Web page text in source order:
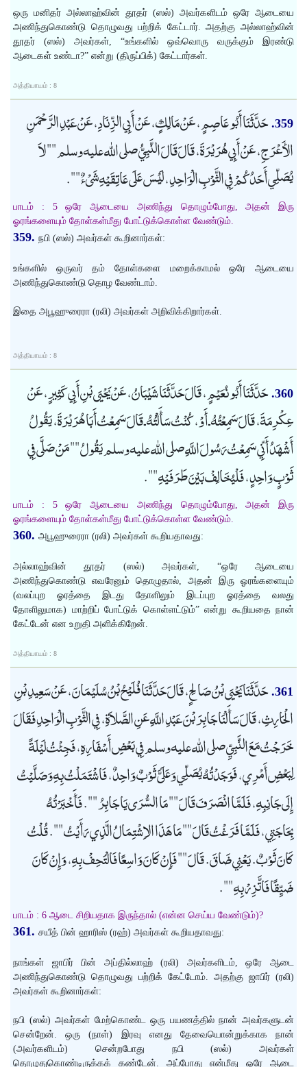
ஒரு மனிதர் அல்லாஹ்வின் தூதர் (ஸல்) அவர்களிடம் ஒரே ஆடையை
அணிந்துகொண்டு தொழுவது பற்றிக் கேட்டார். அதற்கு அல்லாஹ்வின்
தூதர் (ஸல்) அவர்கள், “உங்களில் ஒவ்வொரு வருக்கும் இரண்டு
ஆடைகள் உண்டா?” என்று (திருப்பிக்) கேட்டார்கள்.
அத்தியாயம் : 8
359. حَدَّثَنَا أَبُو عَاصِمٍ، عَنْ مَالِكٍ، عَنْ أَبِي الزِّنَادِ، عَنْ عَبْدِ الرَّحْمَنِ
الأَعْرَجِ، عَنْ أَبِي هُرَيْرَةَ، قَالَ قَالَ النَّبِيُّ صلى الله عليه وسلم "" لاَ
يُصَلِّي أَحَدُكُمْ فِي الثَّوْبِ الْوَاحِدِ، لَيْسَ عَلَى عَاتِقَيْهِ شَىْءٌ "".
பாடம் : 5 ஒரே ஆடையை அணிந்து தொழும்போது, அதன் இரு
ஓரங்களையும் தோள்கள்மீது போட்டுக்கொள்ள வேண்டும்.
359. நபி (ஸல்) அவர்கள் கூறினார்கள்:
உங்களில் ஒருவர் தம் தோள்களை மறைக்காமல் ஒரே ஆடையை
அணிந்துகொண்டு தொழ வேண்டாம்.
இதை அபூஹுரைரா (ரலி) அவர்கள் அறிவிக்கிறார்கள்.
அத்தியாயம் : 8
360. حَدَّثَنَا أَبُو نُعَيْمٍ، قَالَ حَدَّثَنَا شَيْبَانُ، عَنْ يَحْيَى بْنِ أَبِي كَثِيرٍ، عَنْ
عِكْرِمَةَ، قَالَ سَمِعْتُهُ ـ أَوْ، كُنْتُ سَأَلْتُهُ ـ قَالَ سَمِعْتُ أَبَا هُرَيْرَةَ، يَقُولُ
أَشْهَدُ أَنِّي سَمِعْتُ رَسُولَ اللَّهِ صلى الله عليه وسلم يَقُولُ "" مَنْ صَلَّى فِي
ثَوْبٍ وَاحِدٍ، فَلْيُخَالِفْ بَيْنَ طَرَفَيْهِ "".
பாடம் : 5 ஒரே ஆடையை அணிந்து தொழும்போது, அதன் இரு
ஓரங்களையும் தோள்கள்மீது போட்டுக்கொள்ள வேண்டும்.
360. அபூஹுரைரா (ரலி) அவர்கள் கூறியதாவது:
அல்லாஹ்வின் தூதர் (ஸல்) அவர்கள், “ஒரே ஆடையை
அணிந்துகொண்டு எவரேனும் தொழுதால், அதன் இரு ஓரங்களையும்
(வலப்புற ஓரத்தை இடது தோளிலும் இடப்புற ஓரத்தை வலது
தோளிலுமாக) மாற்றிப் போட்டுக் கொள்ளட்டும்” என்று கூறியதை நான்
கேட்டேன் என உறுதி அளிக்கிறேன்.
அத்தியாயம் : 8
361. حَدَّثَنَا يَحْيَى بْنُ صَالِحٍ، قَالَ حَدَّثَنَا فُلَيْحُ بْنُ سُلَيْمَانَ، عَنْ سَعِيدِ بْنِ
الْحَارِثِ، قَالَ سَأَلْنَا جَابِرَ بْنَ عَبْدِ اللَّهِ عَنِ الصَّلاَةِ، فِي الثَّوْبِ الْوَاحِدِ فَقَالَ
خَرَجْتُ مَعَ النَّبِيِّ صلى الله عليه وسلم فِي بَعْضِ أَسْفَارِهِ، فَجِئْتُ لَيْلَةً
لِبَعْضِ أَمْرِي، فَوَجَدْتُهُ يُصَلِّي وَعَلَىَّ ثَوْبٌ وَاحِدٌ، فَاشْتَمَلْتُ بِهِ وَصَلَّيْتُ
إِلَى جَانِبِهِ، فَلَمَّا انْصَرَفَ قَالَ "" مَا السُّرَى يَا جَابِرُ "". فَأَخْبَرْتُهُ
بِحَاجَتِي، فَلَمَّا فَرَغْتُ قَالَ "" مَا هَذَا الاِشْتِمَالُ الَّذِي رَأَيْتُ "". قُلْتُ
كَانَ ثَوْبٌ. يَعْنِي ضَاقَ. قَالَ "" فَإِنْ كَانَ وَاسِعًا فَالْتَحِفْ بِهِ، وَإِنْ كَانَ
ضَيِّقًا فَاتَّزِرْ بِهِ "".
பாடம் : 6 ஆடை சிறியதாக இருந்தால் (என்ன செய்ய வேண்டும்)?
361. சயீத் பின் ஹாரிஸ் (ரஹ்) அவர்கள் கூறியதாவது:
நாங்கள் ஜாபிர் பின் அப்தில்லாஹ் (ரலி) அவர்களிடம், ஒரே ஆடை
அணிந்துகொண்டு தொழுவது பற்றிக் கேட்டோம். அதற்கு ஜாபிர் (ரலி)
அவர்கள் கூறினார்கள்:
நபி (ஸல்) அவர்கள் மேற்கொண்ட ஒரு பயணத்தில் நான் அவர்களுடன்
சென்றேன். ஒரு (நாள்) இரவு எனது தேவையொன்றுக்காக நான்
(அவர்களிடம்) சென்றபோது நபி (ஸல்) அவர்கள்
தொழுதுகொண்டிருக்கக் கண்டேன். அப்போது என்மீது ஒரே ஆடை